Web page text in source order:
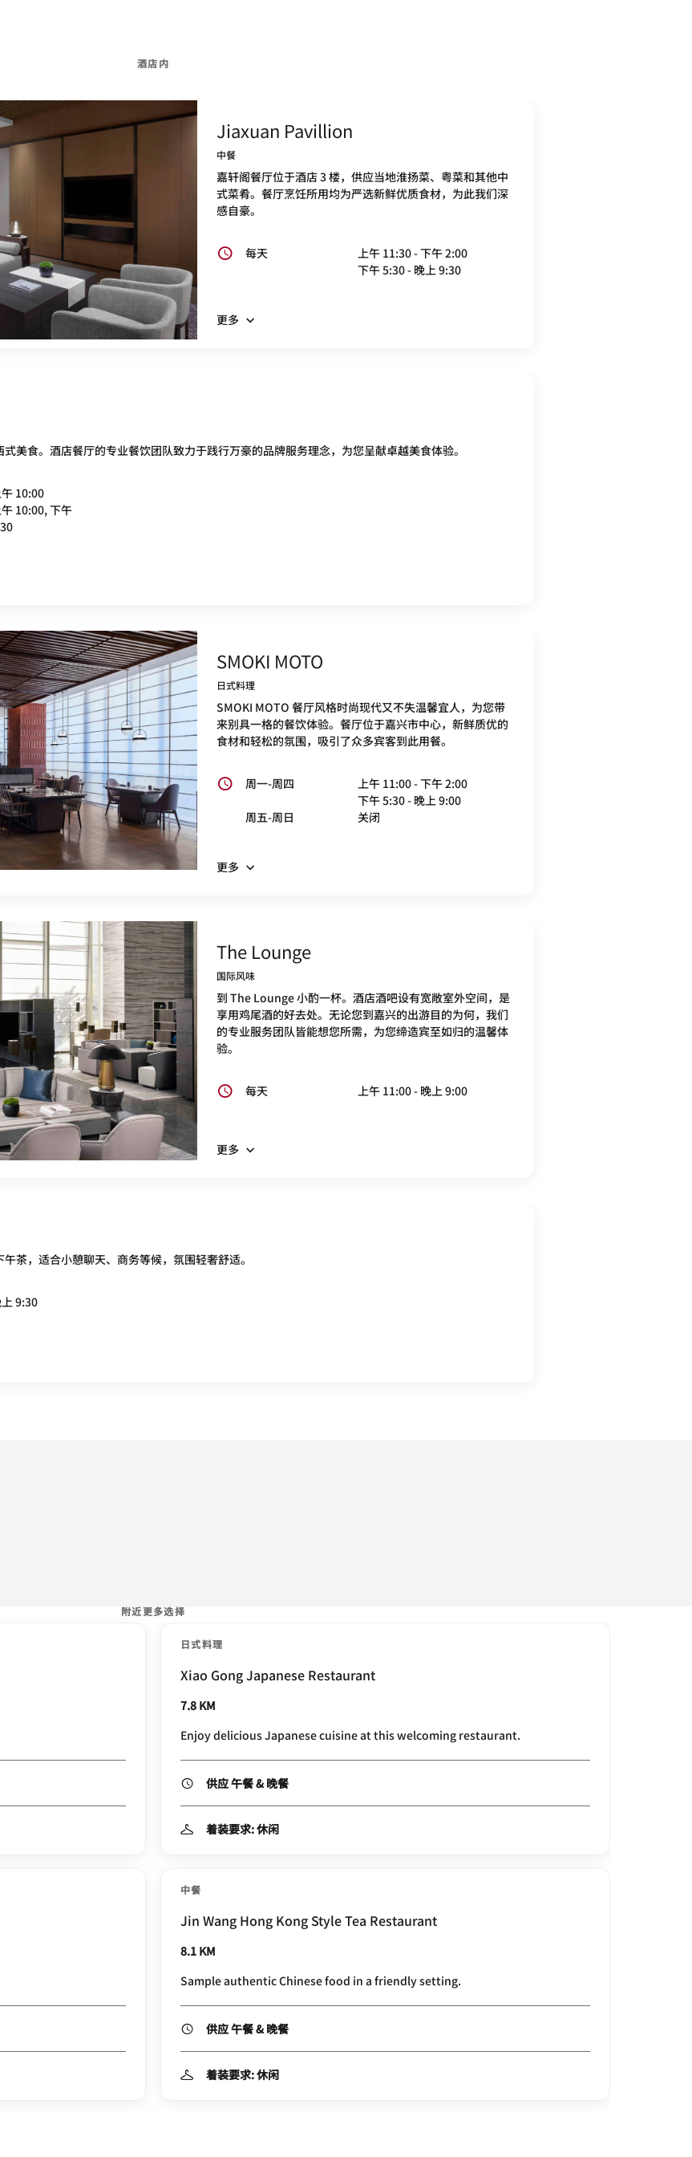
酒店内
Jiaxuan Pavillion
中餐
嘉轩阁餐厅位于酒店 3 楼，供应当地淮扬菜、粤菜和其他中
式菜肴。餐厅烹饪所用均为严选新鲜优质食材，为此我们深
感自豪。
每天
上午 11:30 - 下午 2:00
下午 5:30 - 晚上 9:30
更多
美食。酒店餐厅的专业餐饮团队致力于践行万豪的品牌服务理念，为您呈献卓越美食体验。
10:00
10:00, 下午
SMOKI MOTO
日式料理
SMOKI MOTO 餐厅风格时尚现代又不失温馨宜人，为您带
来别具一格的餐饮体验。餐厅位于嘉兴市中心，新鲜质优的
食材和轻松的氛围，吸引了众多宾客到此用餐。
周一-周四
上午 11:00 - 下午 2:00
下午 5:30 - 晚上 9:00
周五-周日
关闭
更多
The Lounge
国际风味
到 The Lounge 小酌一杯。酒店酒吧设有宽敞室外空间，是
享用鸡尾酒的好去处。无论您到嘉兴的出游目的为何，我们
的专业服务团队皆能想您所需，为您缔造宾至如归的温馨体
验。
每天 上午 11:00 - 晚上 9:00
更多
茶，适合小憩聊天、商务等候，氛围轻奢舒适。
9:30
附近更多选择
日式料理
Xiao Gong Japanese Restaurant
7.8 KM
Enjoy delicious Japanese cuisine at this welcoming restaurant.
供应 午餐 & 晚餐
着装要求: 休闲
中餐
Jin Wang Hong Kong Style Tea Restaurant
8.1 KM
Sample authentic Chinese food in a friendly setting.
供应 午餐 & 晚餐
着装要求: 休闲